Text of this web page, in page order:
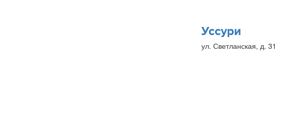
Уссури
ул. Светланская, д. 31